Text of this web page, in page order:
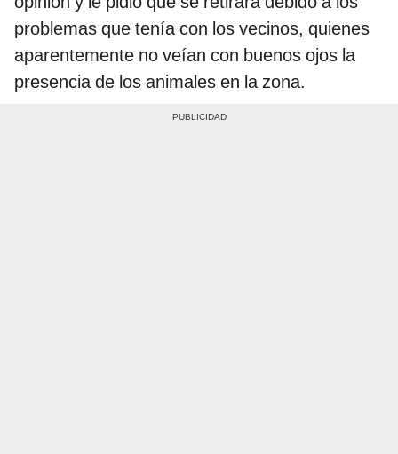
problemas que tenía con los vecinos, quienes
aparentemente no veían con buenos ojos la
presencia de los animales en la zona.